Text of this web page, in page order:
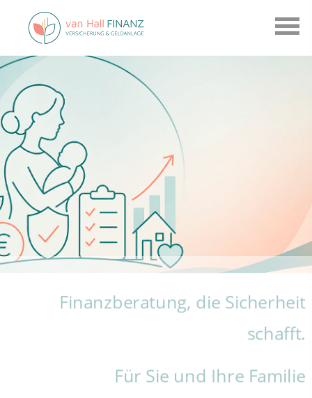
Persönlich erreichbar. Ohne
Umwege.
Heute planen. Morgen entspannt
leben.